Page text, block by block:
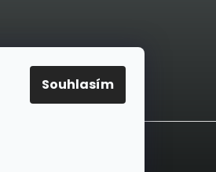
Souhlasím